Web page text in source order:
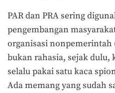
PAR dan PRA sering
pengembangan
organisasi nonpemerintah
bukan rahasia, sejak dulu,
selalu pakai satu kaca
Ada memang yang sudah